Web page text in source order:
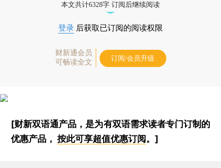
本文共计6328字 订阅后继续阅读
登录 后获取已订阅的阅读权限
财新通会员
可畅读全文
订阅/会员升级
[财新双语通产品，是为有双语需求读者专门订制的
优惠产品，按此可享超值优惠订阅。]